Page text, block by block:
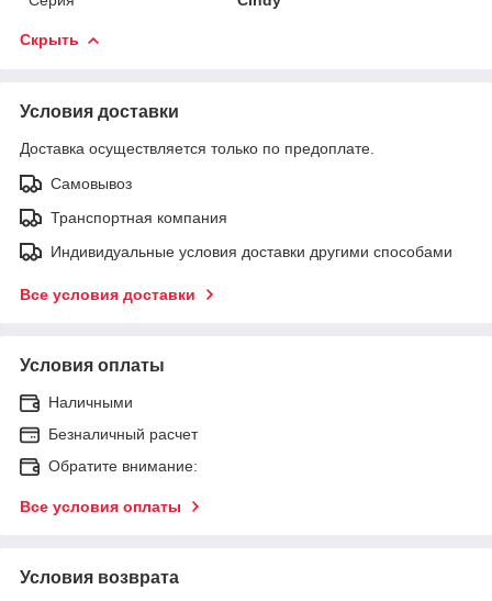
Скрыть
Условия доставки
Доставка осуществляется только по предоплате.
Самовывоз
Транспортная компания
Индивидуальные условия доставки другими способами
Все условия доставки
Условия оплаты
Наличными
Безналичный расчет
Обратите внимание:
Все условия оплаты
Условия возврата